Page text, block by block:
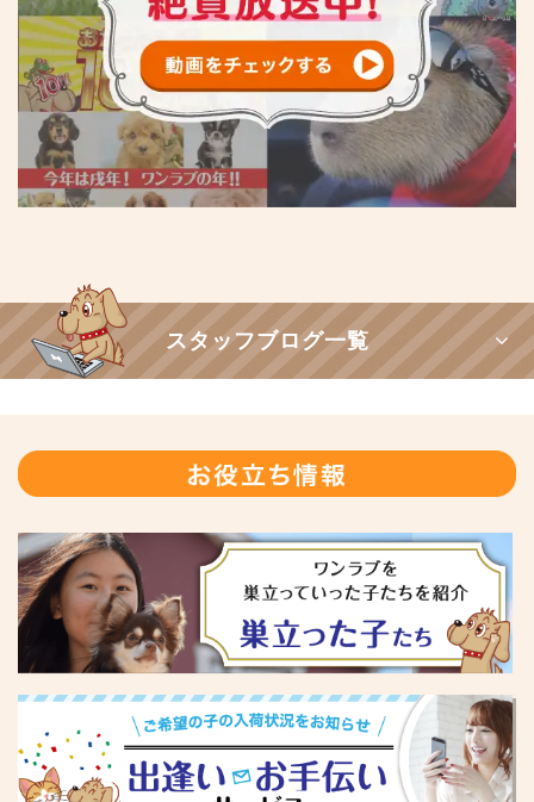
スタッフブログ一覧